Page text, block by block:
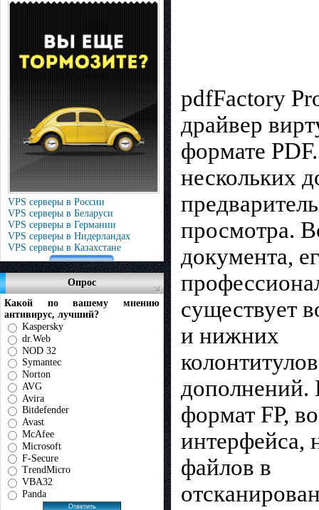
VPS серверы в России
VPS серверы в Беларуси
VPS серверы в Германии
VPS серверы в Нидерландах
VPS серверы в Казахстане
Опрос
Какой по вашему мнению
антивирус, лучший?
Kaspersky
dr.Web
NOD 32
Symantec
Norton
AVG
Avira
Bitdefender
Avast
McAfee
Microsoft
F-Secure
TrendMicro
VBA32
Panda
pdfFactory
драйвер
формате
нескольких
просмотра.
документа,
существует
и нижних
дополнений.
формат FP,
интерфейса,
файлов в